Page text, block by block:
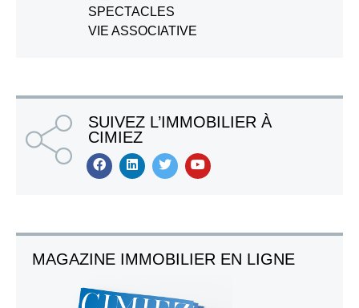
SPECTACLES
VIE ASSOCIATIVE
SUIVEZ L’IMMOBILIER À
CIMIEZ
MAGAZINE IMMOBILIER EN LIGNE